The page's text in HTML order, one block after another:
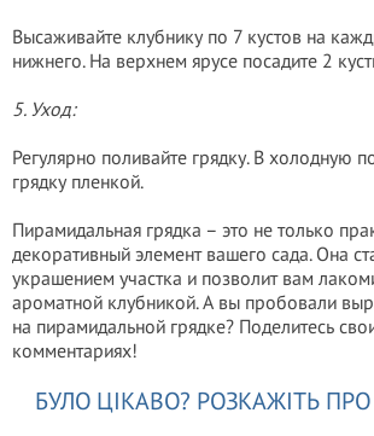
Высаживайте клубнику по 7 кустов на
нижнего. На верхнем ярусе посадите 2
5. Уход:
Регулярно поливайте грядку. В холодную
грядку пленкой.
Пирамидальная грядка – это не только
декоративный элемент вашего сада. Она
украшением участка и позволит вам
ароматной клубникой. А вы пробовали
на пирамидальной грядке? Поделитесь
комментариях!
БУЛО ЦІКАВО? РОЗКАЖІТЬ